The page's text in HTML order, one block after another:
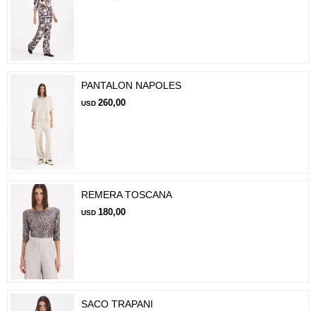
PANTALON NAPOLES
USD 260,00
REMERA TOSCANA
USD 180,00
SACO TRAPANI